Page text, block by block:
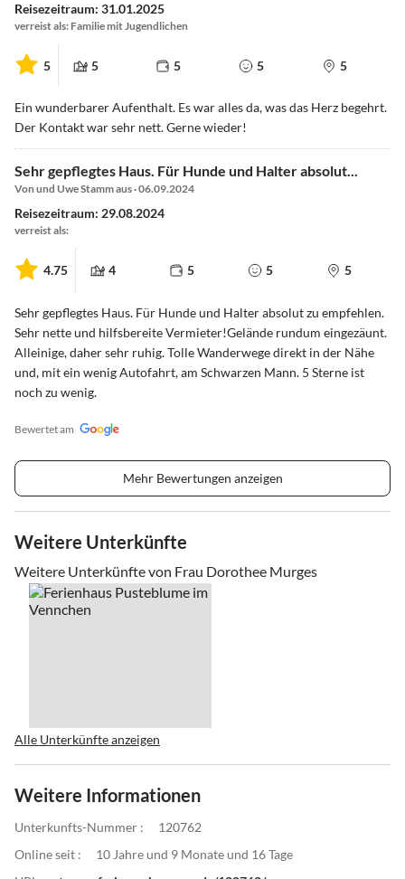
Reisezeitraum: 31.01.2025
verreist als: Familie mit Jugendlichen
5 5 5 5 5
Ein wunderbarer Aufenthalt. Es war alles da, was das Herz begehrt.
Der Kontakt war sehr nett. Gerne wieder!
Sehr gepflegtes Haus. Für Hunde und Halter absolut...
Von und Uwe Stamm aus · 06.09.2024
Reisezeitraum: 29.08.2024
verreist als:
4.75 4 5 5 5
Sehr gepflegtes Haus. Für Hunde und Halter absolut zu empfehlen.
Sehr nette und hilfsbereite Vermieter!Gelände rundum eingezäunt.
Alleinige, daher sehr ruhig. Tolle Wanderwege direkt in der Nähe
und, mit ein wenig Autofahrt, am Schwarzen Mann. 5 Sterne ist
noch zu wenig.
Bewertet am
Mehr Bewertungen anzeigen
Weitere Unterkünfte
Weitere Unterkünfte von Frau Dorothee Murges
Alle Unterkünfte anzeigen
Weitere Informationen
Unterkunfts-Nummer :
120762
Online seit :
10 Jahre und 9 Monate und 16 Tage